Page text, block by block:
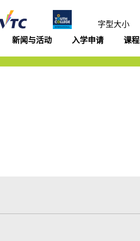
字型大小
新闻与活动 入学申请 课程